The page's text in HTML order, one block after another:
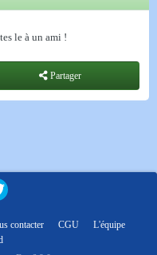
le à un ami !
Partager
contacter CGU
L'équipe